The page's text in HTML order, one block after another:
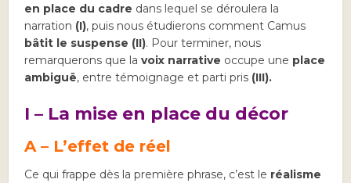
en place du cadre dans lequel se déroulera la
narration (I), puis nous étudierons comment Camus
bâtit le suspense (II). Pour terminer, nous
remarquerons que lavoix narrative occupe une place
ambiguë, entre témoignage et parti pris (III).
I – La mise en place du décor
A – L’effet de réel
Ce qui frappe dès la première phrase, c’est le réalisme